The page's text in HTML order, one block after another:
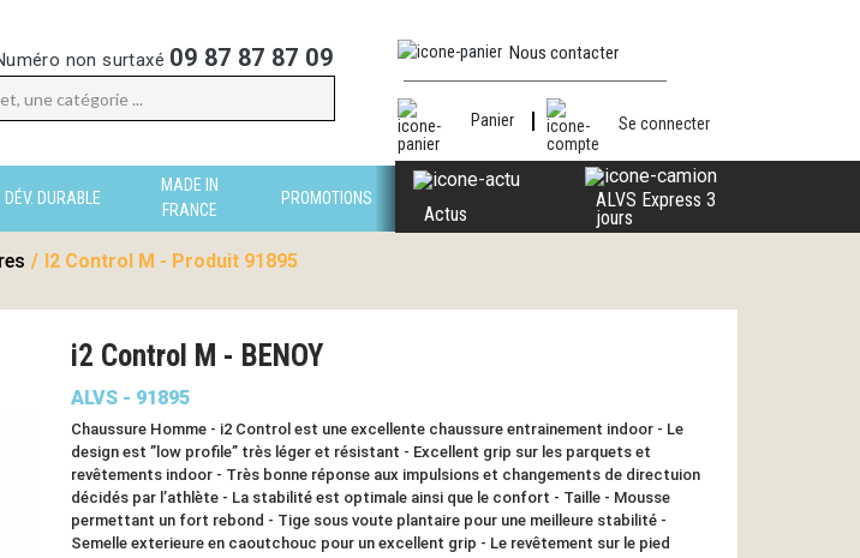
non surtaxé 09 87 87 87 09 Nous contacter
Panier Se connecter
DÉV. DURABLE
MADE IN
FRANCE
PROMOTIONS
Actus
ALVS Express 3
jours
/ I2 Control M - Produit 91895
i2 Control M - BENOY
ALVS - 91895
Chaussure Homme - i2 Control est une excellente chaussure entrainement indoor - Le
design est ”low profile” très léger et résistant - Excellent grip sur les parquets et
revêtements indoor - Très bonne réponse aux impulsions et changements de directuion
décidés par l’athlète - La stabilité est optimale ainsi que le confort - Taille - Mousse
permettant un fort rebond - Tige sous voute plantaire pour une meilleure stabilité -
Semelle exterieure en caoutchouc pour un excellent grip - Le revêtement sur le pied